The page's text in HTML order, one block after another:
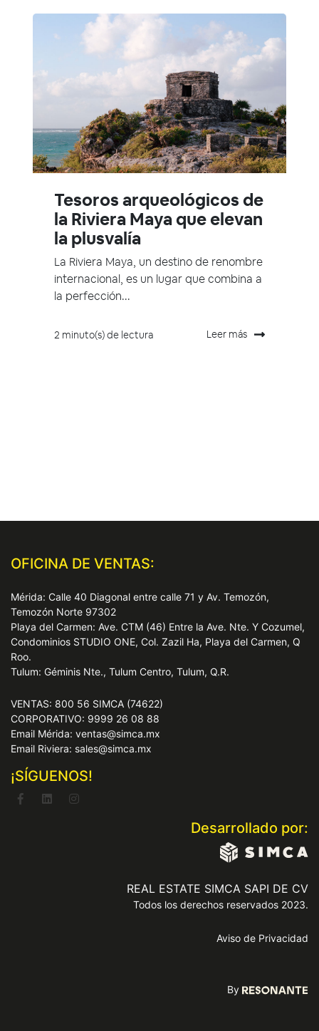
Tesoros arqueológicos de
la Riviera Maya que elevan
la plusvalía
La Riviera Maya, un destino de renombre
internacional, es un lugar que combina a
la perfección...
2 minuto(s) de lectura Leer más
OFICINA DE VENTAS:
Mérida: Calle 40 Diagonal entre calle 71 y Av. Temozón,
Temozón Norte 97302
Playa del Carmen: Ave. CTM (46) Entre la Ave. Nte. Y Cozumel,
Condominios STUDIO ONE, Col. Zazil Ha, Playa del Carmen, Q
Roo.
Tulum: Géminis Nte., Tulum Centro, Tulum, Q.R.
VENTAS: 800 56 SIMCA (74622)
CORPORATIVO: 9999 26 08 88
Email Mérida: ventas@simca.mx
Email Riviera: sales@simca.mx
¡SÍGUENOS!
Desarrollado por:
REAL ESTATE SIMCA SAPI DE CV
Todos los derechos reservados 2023.
Aviso de Privacidad
By